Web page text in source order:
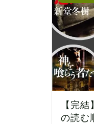
【完
の読む